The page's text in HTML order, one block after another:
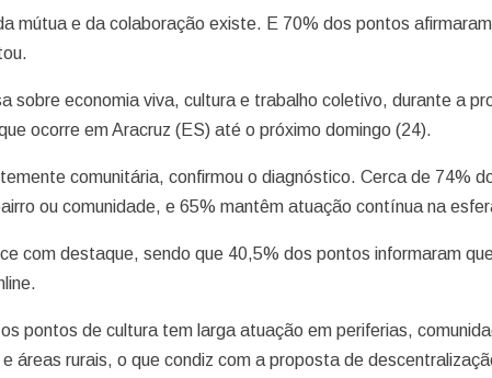
mútua e da colaboração existe. E 70% dos pontos
sobre economia viva, cultura e trabalho coletivo, durante a
ocorre em Aracruz (ES) até o próximo domingo (24).
comunitária, confirmou o diagnóstico. Cerca de 74%
ou comunidade, e 65% mantêm atuação contínua na
com destaque, sendo que 40,5% dos pontos informaram
pontos de cultura tem larga atuação em periferias,
áreas rurais, o que condiz com a proposta de